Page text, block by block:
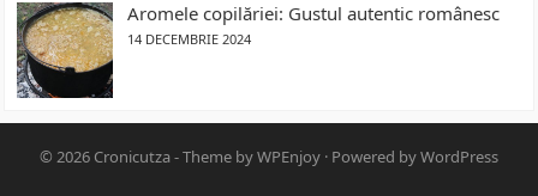
Aromele copilăriei: Gustul autentic românesc
14 DECEMBRIE 2024
© 2026 Cronicutza- Theme byWPEnjoy· Powered byWordPress